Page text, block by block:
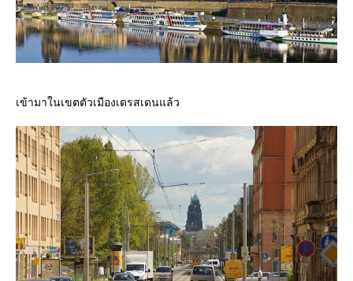
เข้ามาในเขตตัวเมืองเดรสเดนแล้ว